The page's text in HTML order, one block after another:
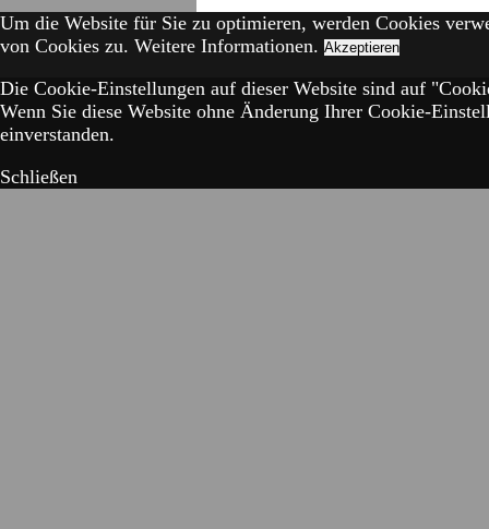
Um die Website für Sie zu optimieren, werden Cookies
von Cookies zu. Weitere Informationen. Akzeptieren
Die Cookie-Einstellungen auf dieser Website sind auf
Wenn Sie diese Website ohne Änderung Ihrer Cookie-
einverstanden.
Schließen